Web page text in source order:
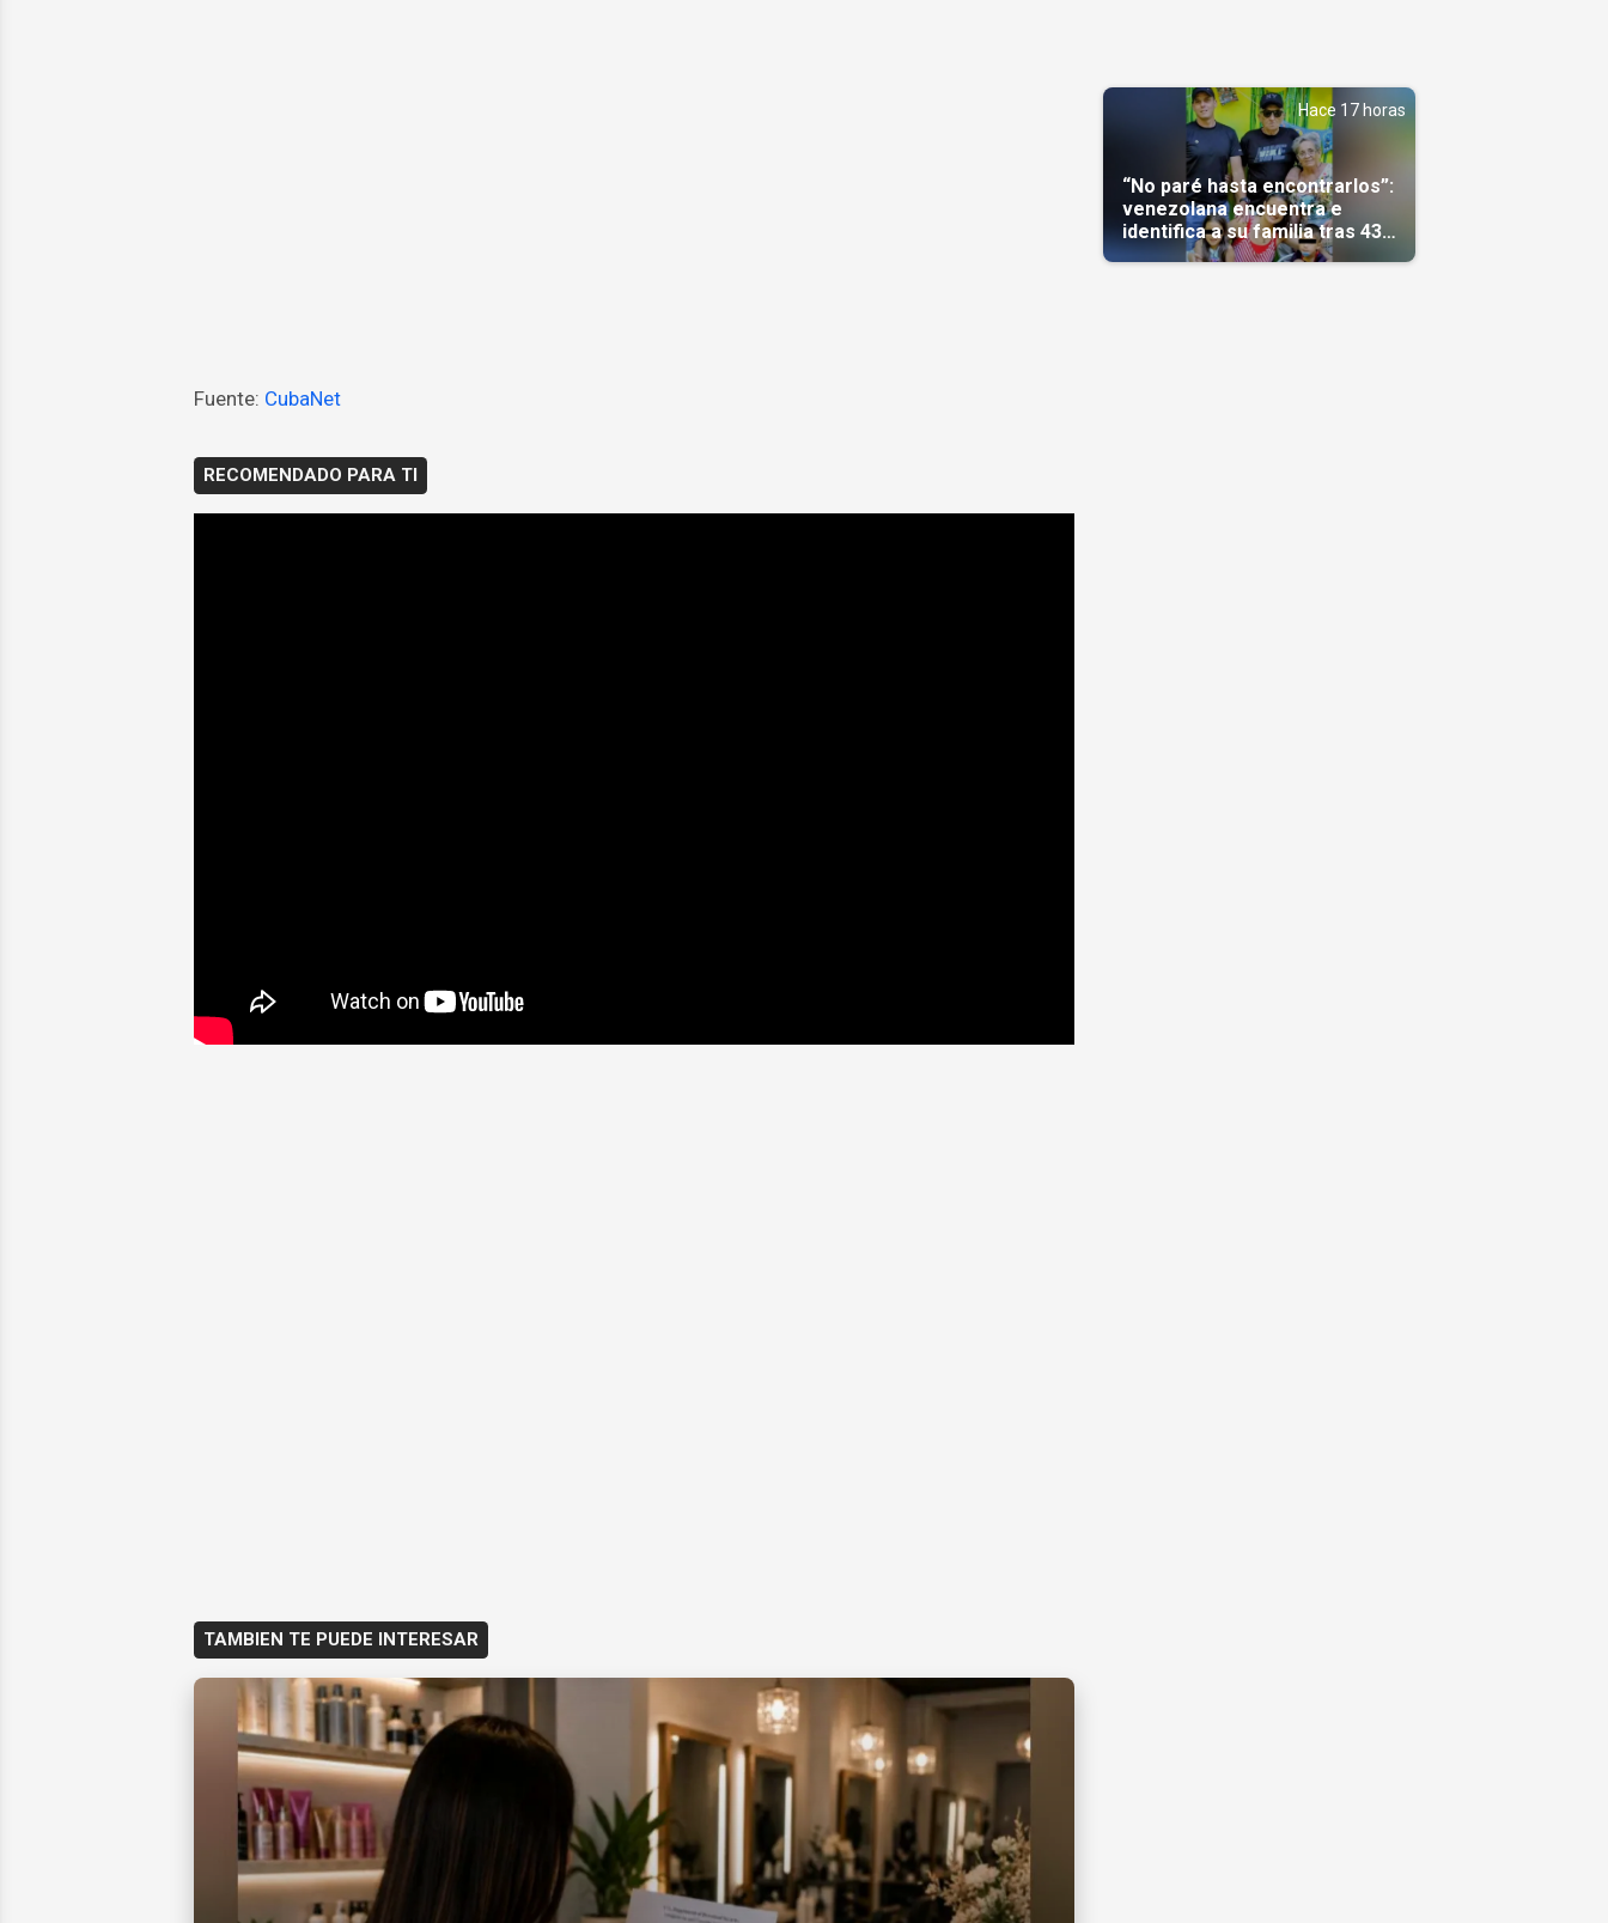
Fuente: CubaNet
RECOMENDADO PARA TI
TAMBIEN TE PUEDE INTERESAR
Hace 17 horas
“No paré hasta encontrarlos”:
venezolana encuentra e
identifica a su familia tras 43
días del terremoto